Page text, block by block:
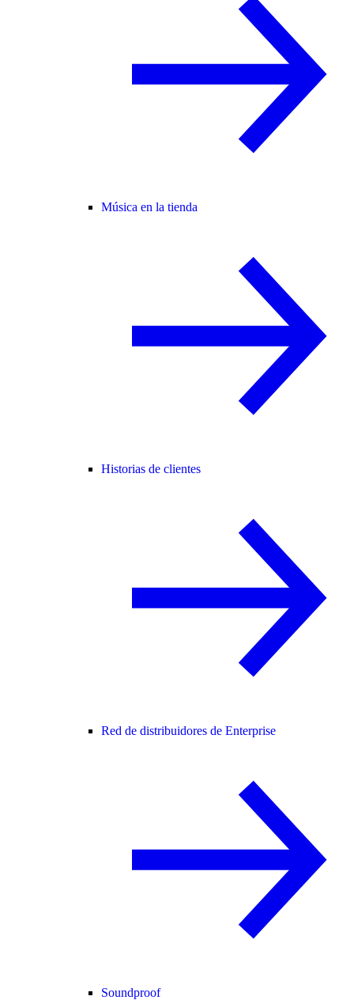
Música en la tienda
Historias de clientes
Red de distribuidores de Enterprise
Soundproof